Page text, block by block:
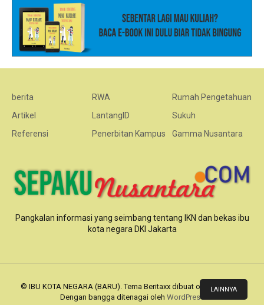
LAINNYA
berita
Artikel
Referensi
RWA
LantangID
Penerbitan Kampus
Rumah Pengetahuan
Sukuh
Gamma Nusantara
Pangkalan informasi yang seimbang tentang IKN dan bekas ibu
kota negara DKI Jakarta
© IBU KOTA NEGARA (BARU). Tema Beritaxx dibuat oleh Team XX
Dengan bangga ditenagai oleh WordPress